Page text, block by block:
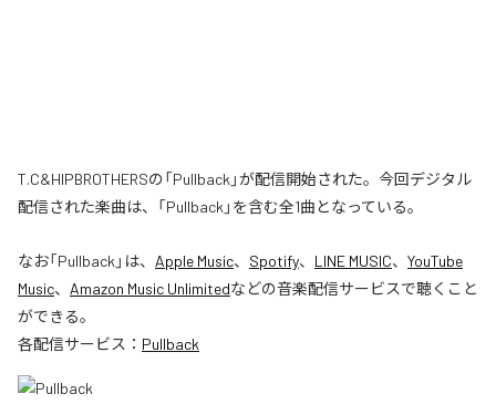
T.C&HIPBROTHERSの「Pullback」が配信開始された。今回デジタル
配信された楽曲は、「Pullback」を含む全1曲となっている。
なお「Pullback 」は、 Apple Music、 Spotify、 LINE MUSIC、 YouTube
Music、 Amazon Music Unlimitedなどの音楽配信サービスで聴くこと
ができる。
各配信サービス： Pullback